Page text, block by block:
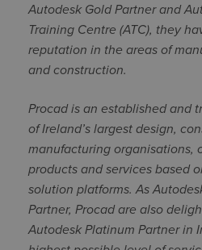
Autodesk Gold Partner and
Training Centre (ATC), they
reputation in the areas of
and construction.
Procad is an established and
of Ireland’s largest design,
manufacturing organisations,
products and services based
solution platforms. As
Partner, Procad are also
Autodesk Platinum Partner in